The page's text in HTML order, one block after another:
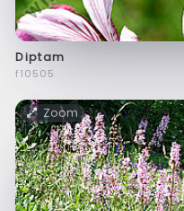
Diptam
f10505
Zoom